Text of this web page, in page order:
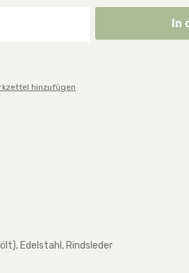
Anzahl: Gib den In
hinzufügen
Edelstahl, Rindsleder